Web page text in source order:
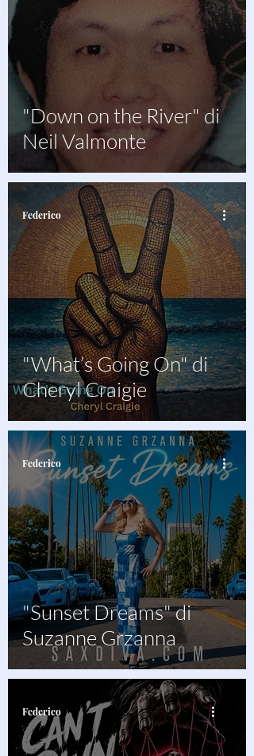
"Down on the River" di
Neil Valmonte
"What’s Going On" di
Cheryl Craigie
Federico
"Sunset Dreams" di
Suzanne Grzanna
Federico
Federico